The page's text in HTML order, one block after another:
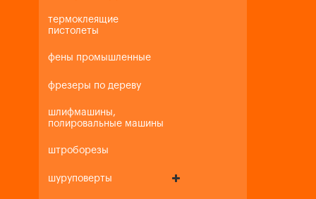
термоклеящие
пистолеты
фены промышленные
фрезеры по дереву
шлифмашины,
полировальные машины
штроборезы
шуруповерты